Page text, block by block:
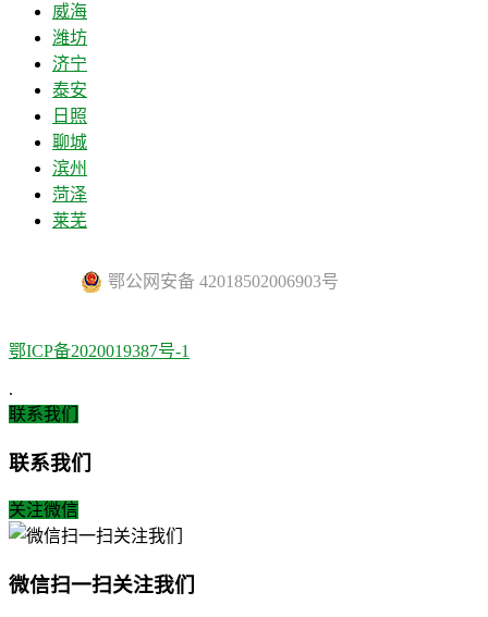
威海
潍坊
济宁
泰安
日照
聊城
滨州
菏泽
莱芜
鄂公网安备 42018502006903号
鄂ICP备2020019387号-1
.
联系我们
联系我们
关注微信
微信扫一扫关注我们